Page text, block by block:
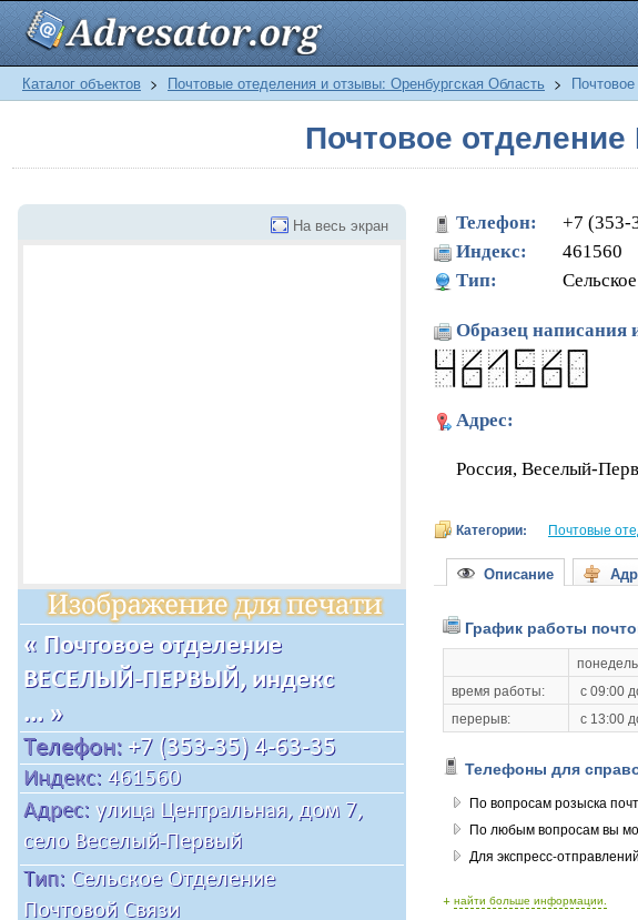
Каталог объектов > Почтовые отеделения и отзывы: Оренбургская Область >
Почтовое
На весь экран
Телефон:
+7 (353-
Индекс:
461560
Тип:
Образец написания
Адрес:
Россия, Веселый-
Категории: Почтовые
Описание
График работы
время работы:
с 09:00
перерыв:
с 13:00
Телефоны для
По вопросам розыска
По любым вопросам вы
Для экспресс-
+ найти больше информации.